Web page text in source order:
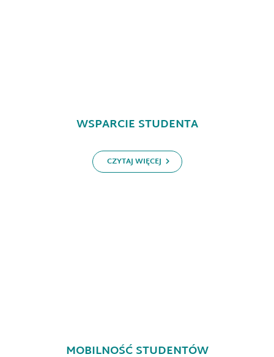
WSPARCIE STUDENTA
CZYTAJ WIĘCEJ
MOBILNOŚĆ STUDENTÓW